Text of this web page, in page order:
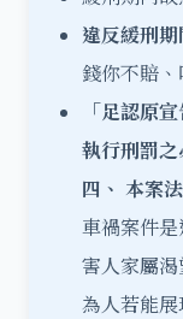
違反緩刑
錢你不賠
「足認原
執行刑罰之
四、 本案
車禍案件
害人家屬
為人若能